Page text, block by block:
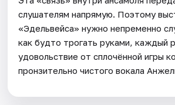
слушателям напрямую. Поэтому
«Эдельвейса» нужно непременно
как будто трогать руками, каждый
удовольствие от сплочённой игры
пронзительно чистого вокала